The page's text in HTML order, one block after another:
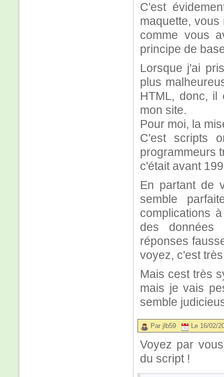
C'est
maquette,
comme vous
principe de
Lorsque j'ai
plus
HTML, donc,
mon site.
Pour moi, la
C'est scripts
programmeurs
c'était avant
En partant de
semble
complications
des données
réponses
voyez, c'est
Mais cest très
mais je vais
semble
Par jlb59 Le 16/02/
Voyez par
du script !